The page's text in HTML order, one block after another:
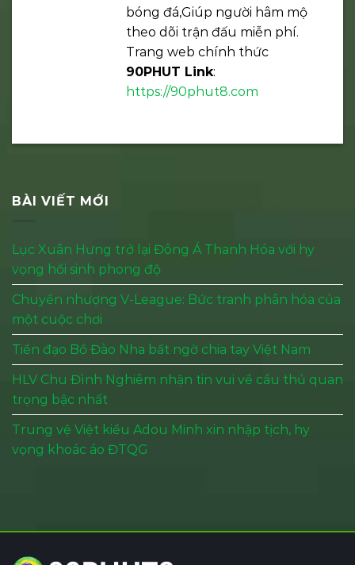
bóng đá,Giúp người hâm mộ
theo dõi trận đấu miễn phí.
Trang web chính thức
90PHUT Link:
https://90phut8.com
BÀI VIẾT MỚI
Lục Xuân Hưng trở lại Đông Á Thanh Hóa với hy
vọng hồi sinh phong độ
Chuyển nhượng V-League: Bức tranh phân hóa của
một cuộc chơi
Tiền đạo Bồ Đào Nha bất ngờ chia tay Việt Nam
HLV Chu Đình Nghiêm nhận tin vui về cầu thủ quan
trọng bậc nhất
Trung vệ Việt kiều Adou Minh xin nhập tịch, hy
vọng khoác áo ĐTQG